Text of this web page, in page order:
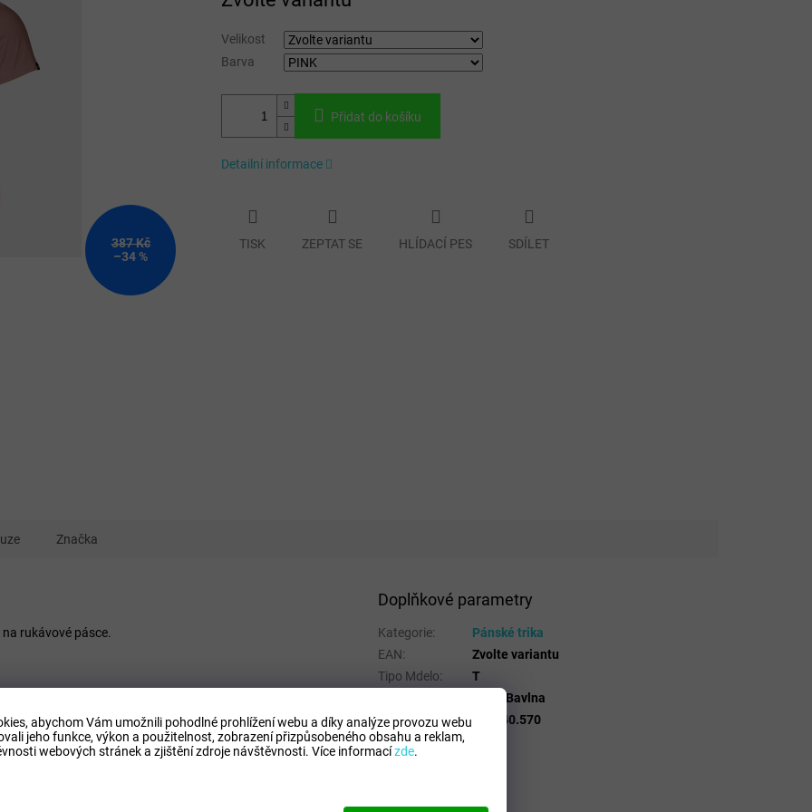
abychom Vám umožnili pohodlné prohlížení webu a díky analýze provozu webu
jeho funkce, výkon a použitelnost, zobrazení přizpůsobeného obsahu a reklam,
webových stránek a zjištění zdroje návštěvnosti. Více informacízde.
387 Kč
–34 %
Velikost
Barva
Přidat do košíku
Detailní informace
TISK ZEPTAT SE HLÍDACÍ PES SDÍLET
Značka
rukávové pásce.
Doplňkové parametry
Kategorie:
Pánské trika
EAN:
Zvolte variantu
Tipo Mdelo:
T
100% Bavlna
Modelo: 101740.570